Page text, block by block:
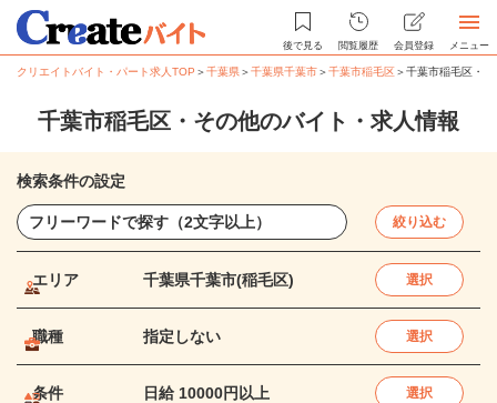
後で見る 閲覧履歴 会員登録 メニュー
クリエイトバイト・パート求人TOP ＞千葉県＞千葉県千葉市＞千葉市稲毛区＞千葉市稲毛区・
千葉市稲毛区・その他のバイト・求人情報
検索条件の設定
絞り込む
エリア 千葉県千葉市(稲毛区) 選択
職種 指定しない 選択
条件 日給 10000円以上 選択